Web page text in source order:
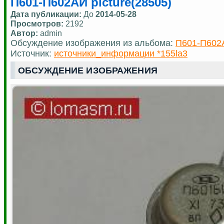
Дата публикации: До 2014-05-28
Просмотров: 2192
Автор: admin
Обсуждение изображения из альбома: П601-
Источник: источники_информации *155la3
ОБСУЖДЕНИЕ ИЗОБРАЖЕНИЯ